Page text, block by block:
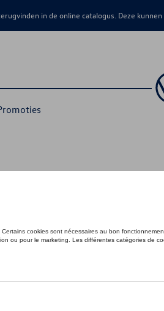
in de online catalogus. Deze
California
€ 208,00